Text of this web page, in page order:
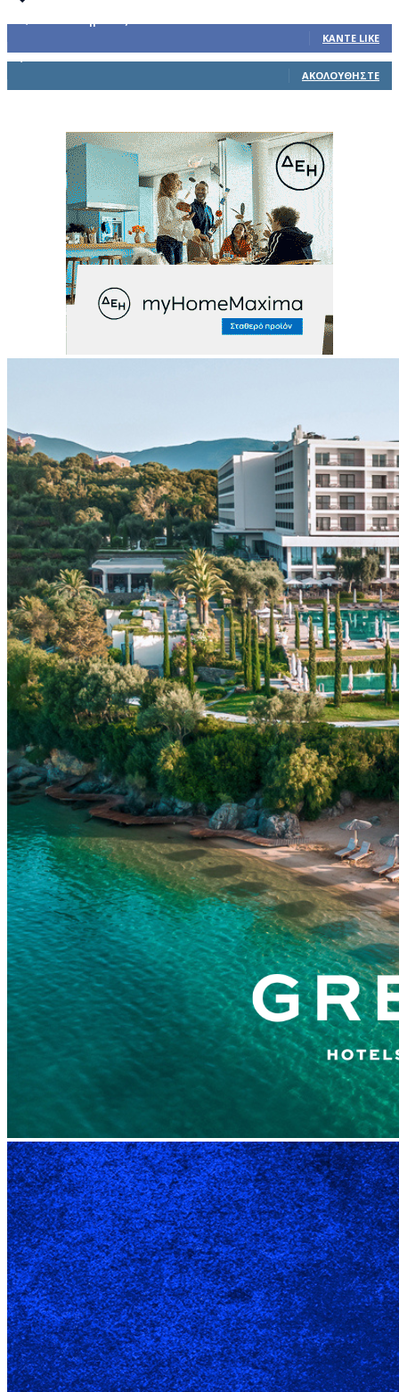
ΚΆΝΤΕ LIKE
ΑΚΟΛΟΥΘΉΣΤΕ